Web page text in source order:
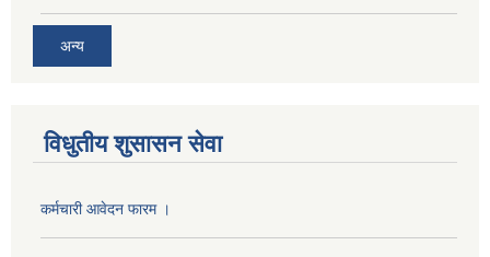
अन्य
विधुतीय शुसासन सेवा
कर्मचारी आवेदन फारम ।